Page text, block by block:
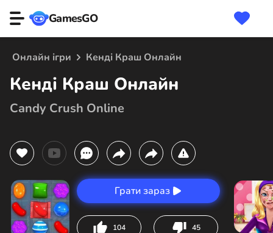
GamesGO
Онлайн ігри Кенді Краш Онлайн
Кенді Краш Онлайн
Candy Crush Online
Грати зараз
104 45